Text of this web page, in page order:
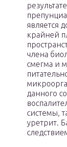
является
крайней
члена
смегма и
данного
системы,
уретрит.